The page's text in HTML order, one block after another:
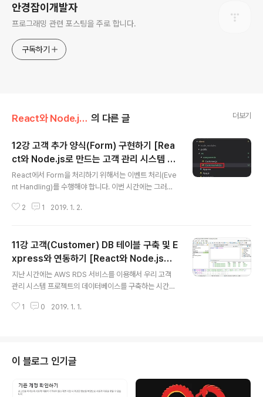
안경잡이개발자
프로그래밍 관련 포스팅을 주로 합니다.
구독하기
React와 Node.js로 만드는 고객 관리 시스템 개발 강좌 의 다른 글 더보기
12강 고객 추가 양식(Form) 구현하기 [Rea
ct와 Node.js로 만드는 고객 관리 시스템 개
발 강좌]
React에서 Form을 처리하기 위해서는 이벤트 처리(Eve
nt Handling)를 수행해야 합니다. 이번 시간에는 그러한
고객 데이터를 전송하여 데이터베이스에 신규 고객 정보를
merAdd.js를 만들어 보도록 하겠습니다. 이제 디자인을
입히지 않은 상태로 하나의 태그를 작업하는 시간을 가져
보도록 하겠습니다. 이를 위해 가장 먼저 서버와의 통신 목
적의 라이브러리인 axios를 설치해주도록 하겠습니다. cli
ent 폴더로 이동하여 npm install --save axios 명령어
를 입력하시면 됩니다. 이제 CustomerAdd.j..
2 1 2019. 1. 2.
11강 고객(Customer) DB 테이블 구축 및 E
xpress와 연동하기 [React와 Node.js로
만드는 고객 관리 시스템 개발 강좌]
지난 시간에는 AWS RDS 서비스를 이용해서 우리 고객
관리 시스템 프로젝트의 데이터베이스를 구축하는 시간을
든 MySQL 데이터베이스에 고객(Customer) 테이블을
객 테이블을 구축하여 데이터를 넣도록 소스를 작성해보겠
습니다. USE management; CREATE TABLE CUST
OMER (id INT PRIMARY KEY AUTO_INCREMENT,
image VARCHAR(1024),name VARCHAR(64),birt
1 0 2019. 1. 1.
이 블로그 인기글